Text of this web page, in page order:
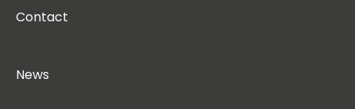
Contact
News